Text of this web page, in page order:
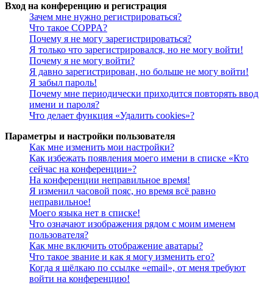
Вход на конференцию и регистрация
Зачем мне нужно регистрироваться?
Что такое COPPA?
Почему я не могу зарегистрироваться?
Я только что зарегистрировался, но не могу войти!
Почему я не могу войти?
Я давно зарегистрирован, но больше не могу войти!
Я забыл пароль!
Почему мне периодически приходится повторять ввод
имени и пароля?
Что делает функция «Удалить cookies»?
Параметры и настройки пользователя
Как мне изменить мои настройки?
Как избежать появления моего имени в списке «Кто
сейчас на конференции»?
На конференции неправильное время!
Я изменил часовой пояс, но время всё равно
неправильное!
Моего языка нет в списке!
Что означают изображения рядом с моим именем
пользователя?
Как мне включить отображение аватары?
Что такое звание и как я могу изменить его?
Когда я щёлкаю по ссылке «email», от меня требуют
войти на конференцию!